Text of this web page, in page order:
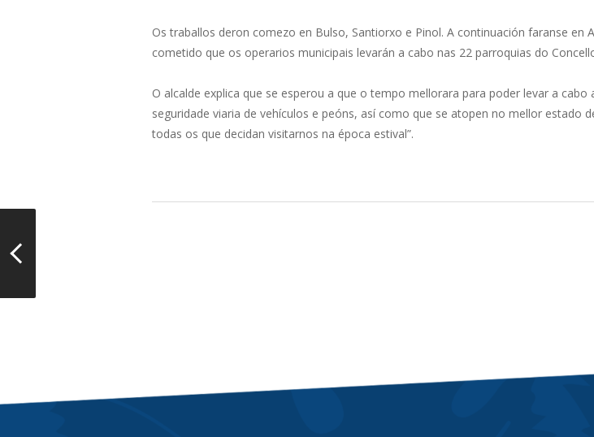
Os traballos deron comezo en Bulso, Santiorxo e Pinol. A continuación faranse
cometido que os operarios municipais levarán a cabo nas 22 parroquias do
O alcalde explica que se esperou a que o tempo mellorara para poder levar a
seguridade viaria de vehículos e peóns, así como que se atopen no mellor
todas os que decidan visitarnos na época estival”.